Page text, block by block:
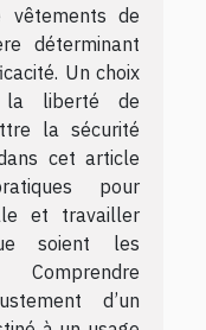
de
déterminant
Un choix
la liberté de
la sécurité
cet article
pour
et travailler
soient les
d’un